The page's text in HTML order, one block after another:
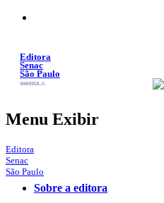
Conteúdo
Editora
Senac
São Paulo
SACOLA
MENU
Menu Exibir
Editora
Senac
São Paulo
Sobre a editora